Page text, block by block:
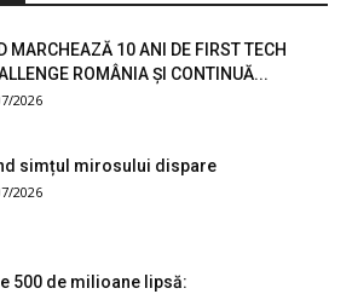
MARCHEAZĂ 10 ANI DE FIRST TECH
ROMÂNIA ȘI CONTINUĂ...
2026
simțul mirosului dispare
2026
500 de milioane lipsă: